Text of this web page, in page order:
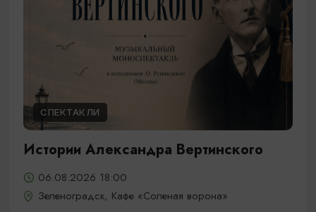
СПЕКТАКЛИ
Истории Александра Вертинского
06.08.2026 18:00
Зеленоградск, Кафе «Соленая ворона»